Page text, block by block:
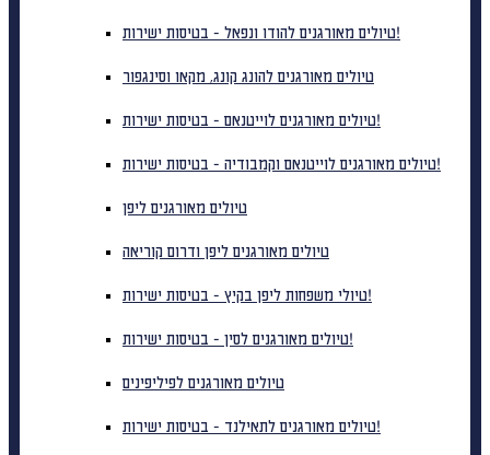
טיולים מאורגנים להודו ונפאל - בטיסות ישירות!
טיולים מאורגנים להונג קונג, מקאו וסינגפור
טיולים מאורגנים לוייטנאם - בטיסות ישירות!
טיולים מאורגנים לוייטנאם וקמבודיה - בטיסות ישירות!
טיולים מאורגנים ליפן
טיולים מאורגנים ליפן ודרום קוריאה
טיולי משפחות ליפן בקיץ - בטיסות ישירות!
טיולים מאורגנים לסין - בטיסות ישירות!
טיולים מאורגנים לפיליפינים
טיולים מאורגנים לתאילנד - בטיסות ישירות!